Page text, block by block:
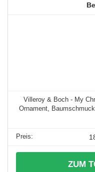
Villeroy & Boch - My
Ornament,
ZUM